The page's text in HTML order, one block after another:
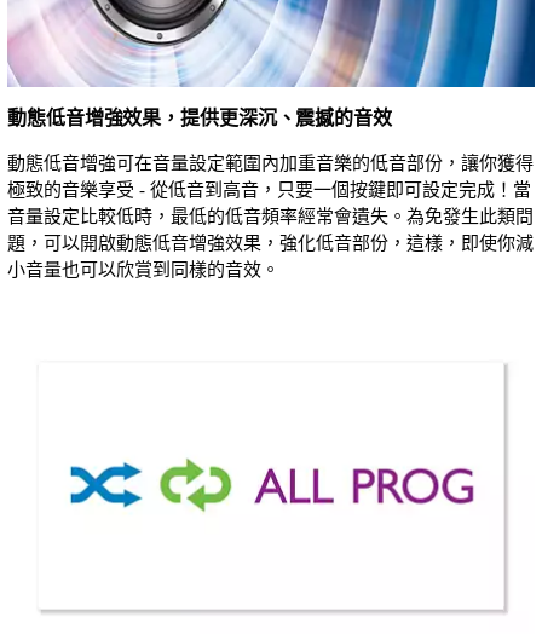
動態低音增強效果，提供更深沉、震撼的音效
動態低音增強可在音量設定範圍內加重音樂的低音部份，讓你獲得
極致的音樂享受 - 從低音到高音，只要一個按鍵即可設定完成！當
音量設定比較低時，最低的低音頻率經常會遺失。為免發生此類問
題，可以開啟動態低音增強效果，強化低音部份，這樣，即使你減
小音量也可以欣賞到同樣的音效。